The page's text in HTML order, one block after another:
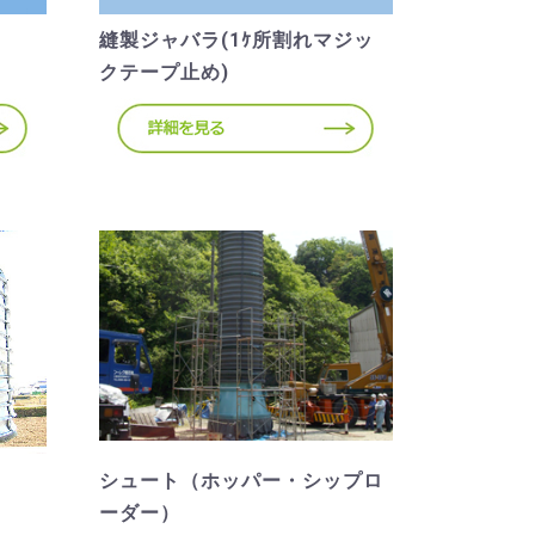
縫製ジャバラ(1ｹ所割れマジッ
クテープ止め)
シュート（ホッパー・シップロ
ーダー）